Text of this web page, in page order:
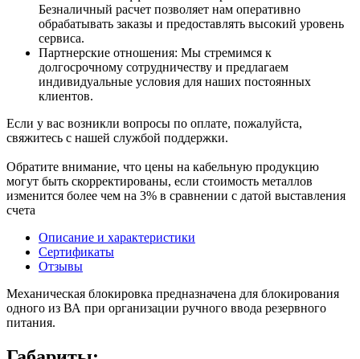
Безналичный расчет позволяет нам оперативно
обрабатывать заказы и предоставлять высокий уровень
сервиса.
Партнерские отношения: Мы стремимся к
долгосрочному сотрудничеству и предлагаем
индивидуальные условия для наших постоянных
клиентов.
Если у вас возникли вопросы по оплате, пожалуйста,
свяжитесь с нашей службой поддержки.
Обратите внимание, что цены на кабельную продукцию
могут быть скорректированы, если стоимость металлов
изменится более чем на 3% в сравнении с датой выставления
счета
Описание и характеристики
Сертификаты
Отзывы
Механическая блокировка предназначена для блокирования
одного из ВА при организации ручного ввода резервного
питания.